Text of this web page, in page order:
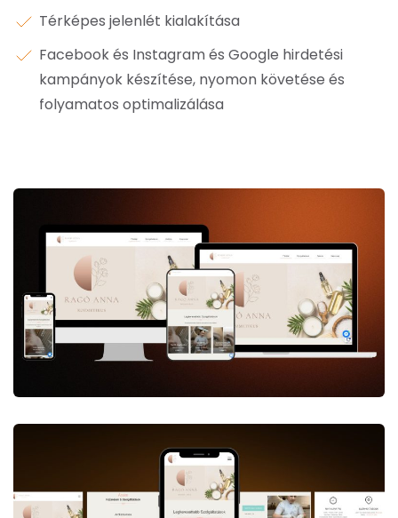
Térképes jelenlét kialakítása
Facebook és Instagram és Google hirdetési
kampányok készítése, nyomon követése és
folyamatos optimalizálása